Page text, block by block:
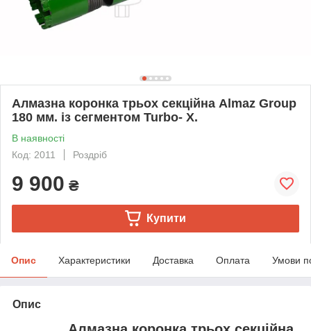
Алмазна коронка трьох секційна Almaz Group
180 мм. із сегментом Turbo- X.
В наявності
Код: 2011
Роздріб
9 900 ₴
Купити
Опис Характеристики Доставка Оплата Умови
Опис